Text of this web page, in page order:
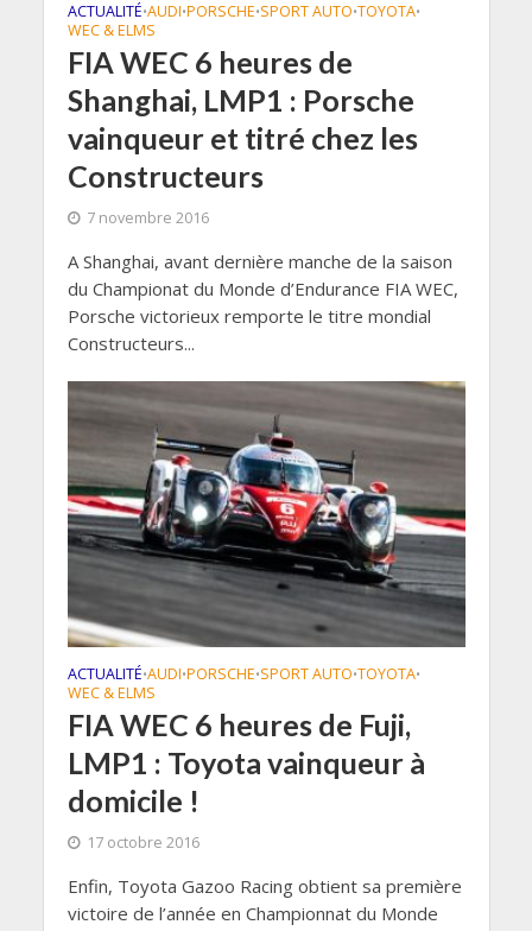
ACTUALITÉ•AUDI•PORSCHE•SPORT AUTO•TOYOTA•
WEC & ELMS
FIA WEC 6 heures de
Shanghai, LMP1 : Porsche
vainqueur et titré chez les
Constructeurs
7 novembre 2016
A Shanghai, avant dernière manche de la saison
du Championat du Monde d’Endurance FIA WEC,
Porsche victorieux remporte le titre mondial
Constructeurs...
ACTUALITÉ•AUDI•PORSCHE•SPORT AUTO•TOYOTA•
WEC & ELMS
FIA WEC 6 heures de Fuji,
LMP1 : Toyota vainqueur à
domicile !
17 octobre 2016
Enfin, Toyota Gazoo Racing obtient sa première
victoire de l’année en Championnat du Monde